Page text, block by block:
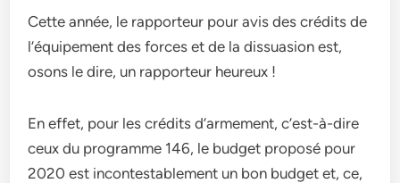
Cette année, le rapporteur pour avis des crédits de
l’équipement des forces et de la dissuasion est,
osons le dire, un rapporteur heureux !
En effet, pour les crédits d’armement, c’est-à-dire
ceux du programme 146, le budget proposé pour
2020 est incontestablement un bon budget et, ce,